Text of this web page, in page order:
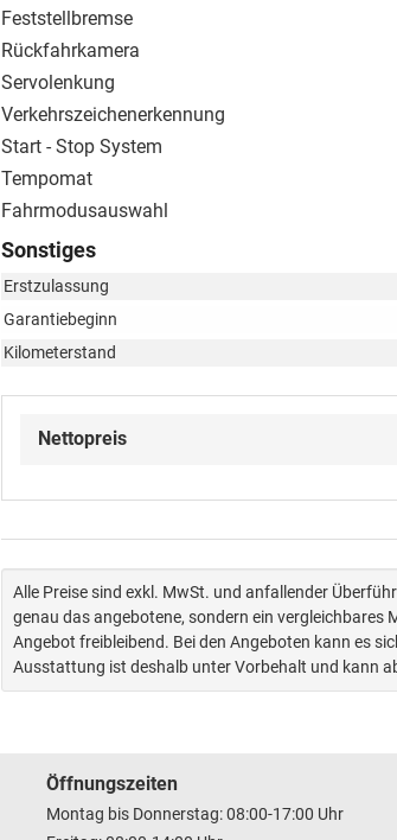
Feststellbremse
Rückfahrkamera
Servolenkung
Verkehrszeichenerkennung
Start - Stop System
Tempomat
Fahrmodusauswahl
Sonstiges
Erstzulassung
Garantiebeginn
Kilometerstand
Nettopreis
Alle Preise sind exkl. MwSt. und anfallender
genau das angebotene, sondern ein vergleichbares
Angebot freibleibend. Bei den Angeboten kann es
Ausstattung ist deshalb unter Vorbehalt und kann
Öffnungszeiten
Montag bis Donnerstag: 08:00-17:00 Uhr